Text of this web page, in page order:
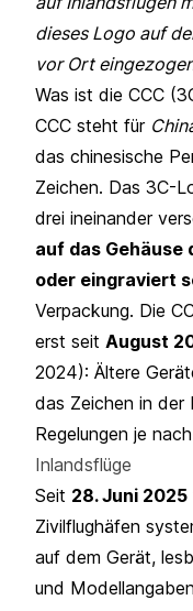
dieses Logo auf
vor Ort
Was ist die CCC
CCC steht für
das chinesische
Zeichen. Das 3C-
drei ineinander
auf das
oder eingraviert
Verpackung. Die
erst seit August
2024): Ältere
das Zeichen in der
Regelungen je
Inlandsflüge
Seit 28. Juni 2025
Zivilflughäfen
auf dem Gerät,
und